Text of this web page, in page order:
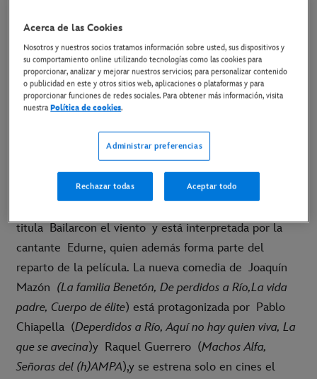
ESTRENO EN CINES EL 16 DE ABRIL
LINK AL VIDEOCLIP EN YOUTUBE
LINK AL TRÁILER EN YOUTUBE
7 de abril de 2025 -
Ya está disponible el
titula Bailarcon el viento y está interpretada por la
cantante Edurne, quien además forma parte del
reparto de la película. La nueva comedia de Joaquín
Mazón (La familia Benetón, De perdidos a Río,La vida
padre, Cuerpo de élite) está protagonizada por Pablo
Chiapella (Deperdidos a Río, Aquí no hay quien viva, La
que se avecina)y Raquel Guerrero (Machos Alfa,
Señoras del (h)AMPA),y se estrena solo en cines el
Acerca de las Cookies
Nosotros y nuestros socios tratamos información sobre usted, sus dispositivos y
su comportamiento online utilizando tecnologías como las cookies para
proporcionar, analizar y mejorar nuestros servicios; para personalizar contenido
o publicidad en este y otros sitios web, aplicaciones o plataformas y para
proporcionar funciones de redes sociales. Para obtener más información, visita
nuestraPolítica de cookies.
Administrar preferencias
Rechazar todas Aceptar todo